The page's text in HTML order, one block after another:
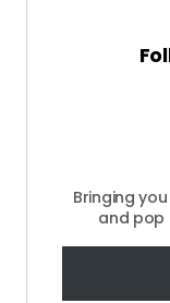
Bringing
and pop